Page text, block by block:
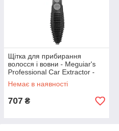
Щітка для прибирання
волосся і вовни - Meguiar's
Professional Car Extractor -
Pet Hair Remover (X1140)
Немає в наявності
707 ₴